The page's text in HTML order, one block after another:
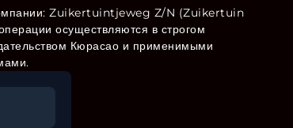
Zuikertuintjeweg Z/N (Zuikertuin
осуществляются в строгом
Кюрасао и применимыми